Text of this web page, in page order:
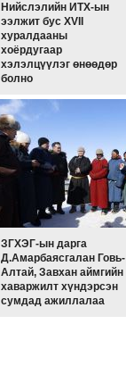
Нийслэлийн ИТХ-ын
ээлжит бус XVII
хуралдааны
хоёрдугаар
хэлэлцүүлэг өнөөдөр
болно
ЗГХЭГ-ын дарга
Д.Амарбаясгалан Говь-
Алтай, Завхан аймгийн
хаваржилт хүндэрсэн
сумдад ажиллалаа